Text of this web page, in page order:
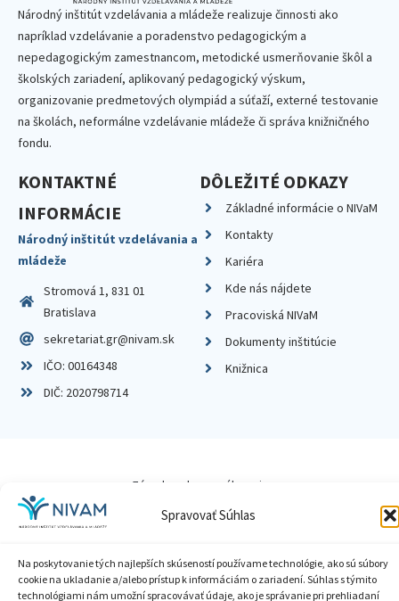
Spravovať Súhlas
Na poskytovanie tých najlepších skúseností používame technológie, ako sú súbory
cookie na ukladanie a/alebo prístup k informáciám o zariadení. Súhlas s týmito
technológiami nám umožní spracovávať údaje, ako je správanie pri prehliadaní
Národný inštitút vzdelávania a mládeže realizuje činnosti ako
napríklad vzdelávanie a poradenstvo pedagogickým a
nepedagogickým zamestnancom, metodické usmerňovanie škôl a
školských zariadení, aplikovaný pedagogický výskum,
organizovanie predmetových olympiád a súťaží, externé testovanie
na školách, neformálne vzdelávanie mládeže či správa knižničného
fondu.
KONTAKTNÉ
INFORMÁCIE
Národný inštitút vzdelávania a
mládeže
Stromová 1, 831 01
Bratislava
sekretariat.gr@nivam.sk
IČO: 00164348
DIČ: 2020798714
DÔLEŽITÉ ODKAZY
Základné informácie o NIVaM
Kontakty
Kariéra
Kde nás nájdete
Pracoviská NIVaM
Dokumenty inštitúcie
Knižnica
Zásady ochrany súkromia
Vyhlásenie o prístupnosti
Sprístupnenie informácií